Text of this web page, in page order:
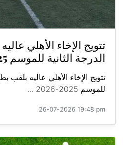
تتويج الإخاء الأهلي
الدرجة الثانية للموسم 2025-2026
تتويج الإخاء الأهلي عاليه بلقب
للموسم 2025-2026 ...
26-07-2026 19:48 pm